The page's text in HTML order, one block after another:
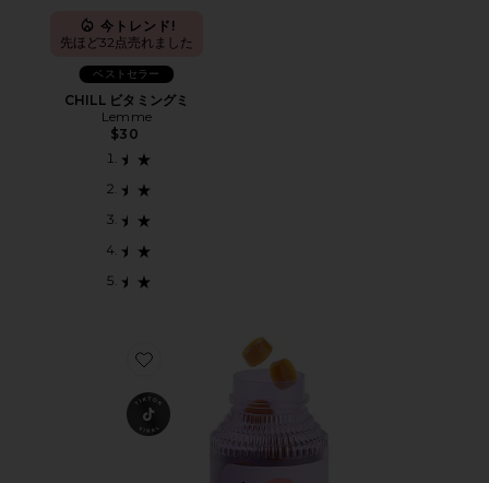
今トレンド!
先ほど32点売れました
ベストセラー
CHILL ビタミングミ
Lemme
$30
Favorite GLOW 髪・肌・爪グミ